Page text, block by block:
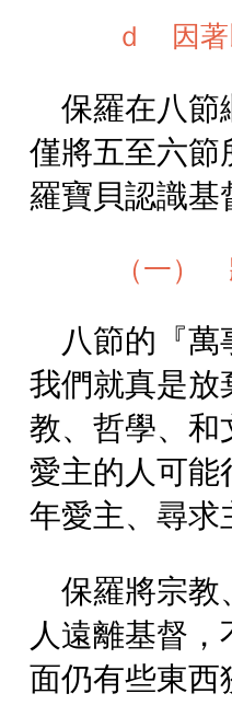
ｄ 因著
保羅在八節
僅將五至六節
羅寶貝認識基
（一）
八節的『
我們就真是放
教、哲學、和
愛主的人可能
年愛主、尋求
保羅將宗教
人遠離基督
面仍有些東西